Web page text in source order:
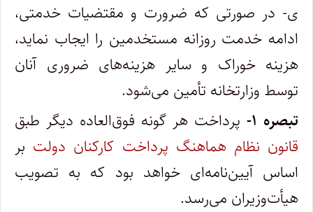
ی- در صورتی که ضرورت و مقتضیات خدمتی،
ادامه خدمت روزانه مستخدمین را ایجاب نماید،
هزینه خوراک و سایر هزینه‌های ضروری آنان
توسط وزارتخانه تأمین می‌شود.
‌تبصره ۱-
پرداخت هر گونه فوق‌العاده دیگر طبق
قانون نظام هماهنگ پرداخت کارکنان دولت بر
اساس آیین‌نامه‌ای خواهد بود که به تصویب
هیأت‌وزیران می‌رسد.